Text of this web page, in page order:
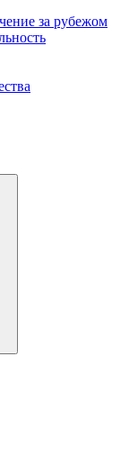
за рубежом